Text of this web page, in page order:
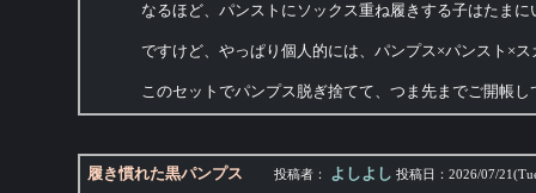
なるほど、パンストにソックス重ね履きする子はたま
ですけど、やっぱり個人的には、パンプス×パンスト×
このセットでパンプス脱ぎ捨てて、つま先までご開帳
履き慣れた黒パンプス 投稿者： よしよし 投稿日： 2026/07/